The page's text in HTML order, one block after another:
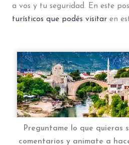
a vos y tu seguridad. En este
turísticos que podés visitar en
Preguntame lo que quieras
comentarios y animate a